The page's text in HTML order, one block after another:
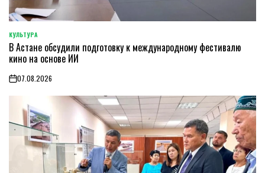
POSTED
IN
КУЛЬТУРА
В Астане обсудили подготовку к международному фестивалю
кино на основе ИИ
on07.08.2026